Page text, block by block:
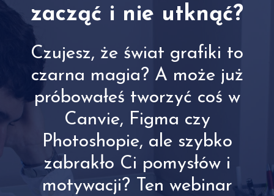
zacząć i nie utknąć?
Czujesz, że świat grafiki to
czarna magia? A może już
próbowałeś tworzyć coś w
Canvie, Figma czy
Photoshopie, ale szybko
zabrakło Ci pomysłów i
motywacji? Ten webinar